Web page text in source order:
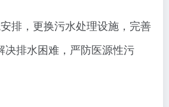
排，更换污水处理设施，完善
决排水困难，严防医源性污